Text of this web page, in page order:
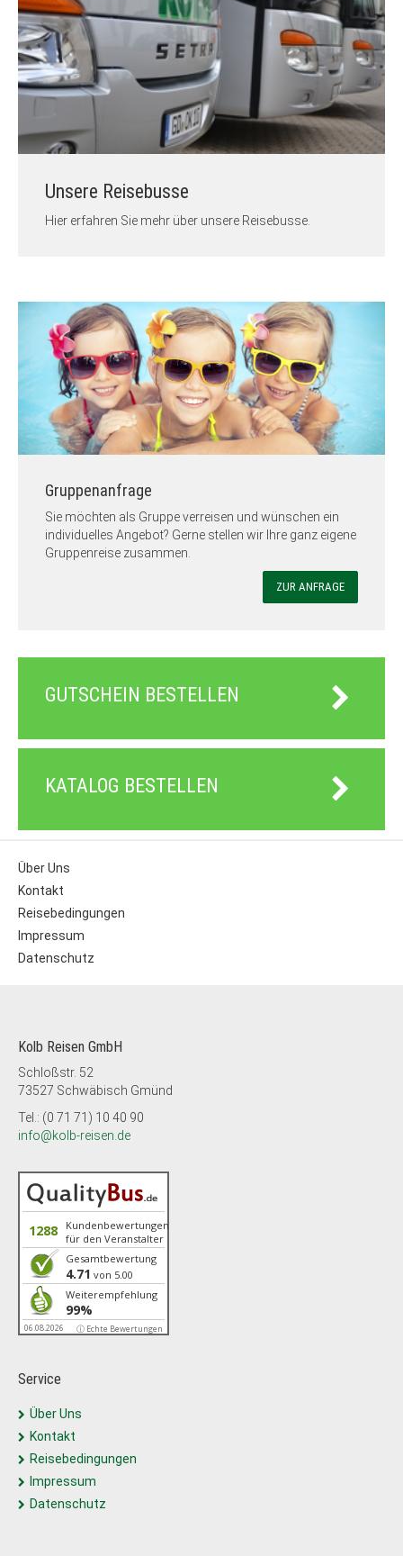
Unsere Reisebusse
Hier erfahren Sie mehr über unsere Reisebusse.
Gruppenanfrage
Sie möchten als Gruppe verreisen und wünschen ein
individuelles Angebot? Gerne stellen wir Ihre ganz eigene
Gruppenreise zusammen.
ZUR ANFRAGE
GUTSCHEIN BESTELLEN
KATALOG BESTELLEN
Über Uns
Kontakt
Reisebedingungen
Impressum
Datenschutz
Kolb Reisen GmbH
Schloßstr. 52
73527 Schwäbisch Gmünd
Tel.: (0 71 71) 10 40 90
info@kolb-reisen.de
1288
Kundenbewertungen
für den Veranstalter
Gesamtbewertung
4.71 von 5.00
Weiterempfehlung
99%
06.08.2026 ⓘ Echte Bewertungen
Service
Über Uns
Kontakt
Reisebedingungen
Impressum
Datenschutz